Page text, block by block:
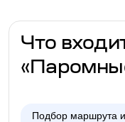
Что
Подбор маршрута